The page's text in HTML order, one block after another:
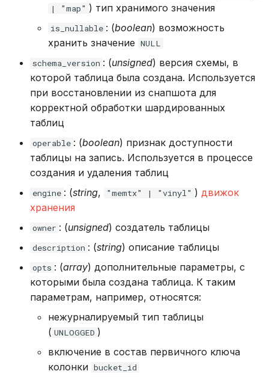
| "map" ) тип хранимого значения
is_nullable : (boolean) возможность
хранить значение NULL
schema_version : (unsigned) версия схемы, в
которой таблица была создана. Используется
при восстановлении из снапшота для
корректной обработки шардированных
таблиц
operable : (boolean) признак доступности
таблицы на запись. Используется в процессе
создания и удаления таблиц
engine : (string, "memtx" | "vinyl" ) движок
хранения
owner : (unsigned) создатель таблицы
description : (string) описание таблицы
opts : (array) дополнительные параметры, с
которыми была создана таблица. К таким
параметрам, например, относятся:
нежурналируемый тип таблицы
( UNLOGGED )
включение в состав первичного ключа
колонки bucket_id